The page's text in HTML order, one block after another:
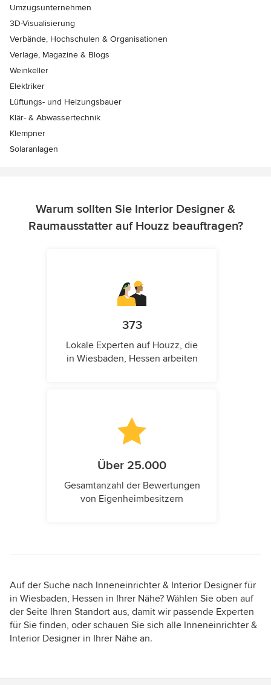
Umzugsunternehmen
3D-Visualisierung
Verbände, Hochschulen & Organisationen
Verlage, Magazine & Blogs
Weinkeller
Elektriker
Lüftungs- und Heizungsbauer
Klär- & Abwassertechnik
Klempner
Solaranlagen
Warum sollten Sie Interior Designer &
Raumausstatter auf Houzz beauftragen?
373
Lokale Experten auf Houzz, die
in Wiesbaden, Hessen arbeiten
Über 25.000
Gesamtanzahl der Bewertungen
von Eigenheimbesitzern
Auf der Suche nach Inneneinrichter & Interior Designer für
in Wiesbaden, Hessen in Ihrer Nähe? Wählen Sie oben auf
der Seite Ihren Standort aus, damit wir passende Experten
für Sie finden, oder schauen Sie sich alle Inneneinrichter &
Interior Designer in Ihrer Nähe an.